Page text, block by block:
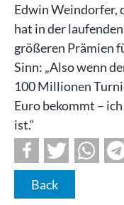
Edwin Weindorfer,
hat in der
größeren Prämien
Sinn: „Also wenn
100 Millionen
Euro bekommt –
ist.“
Back